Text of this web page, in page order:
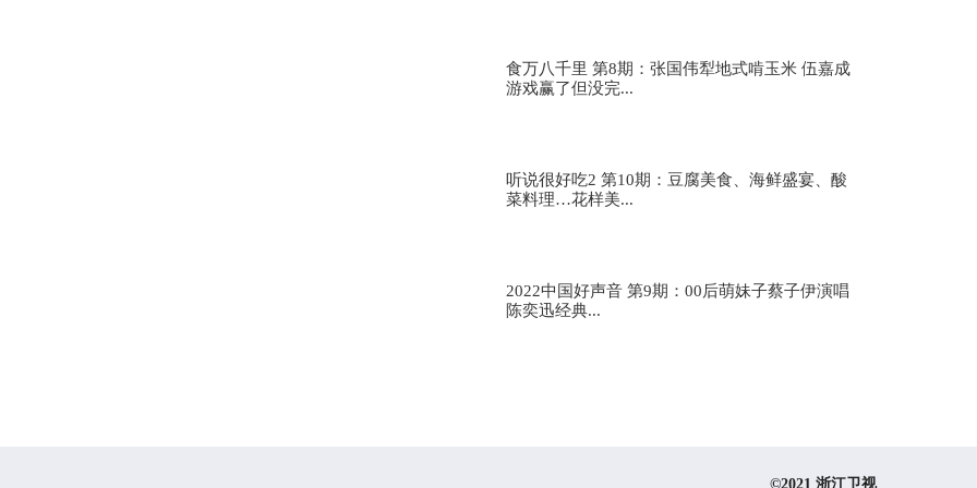
赖美云张赫宣《自娱自乐》 天赐的声音3第11期
食万八千里 第8期：张国伟犁地式啃玉米 伍嘉成
游戏赢了但没完...
听说很好吃2 第10期：豆腐美食、海鲜盛宴、酸
菜料理…花样美...
2022中国好声音 第9期：00后萌妹子蔡子伊演唱
陈奕迅经典...
©2021 浙江卫视